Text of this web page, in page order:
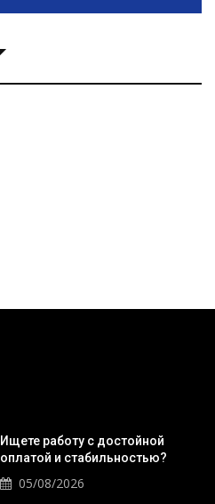
Ищете работу с достойной
оплатой и стабильностью?
05/08/2026